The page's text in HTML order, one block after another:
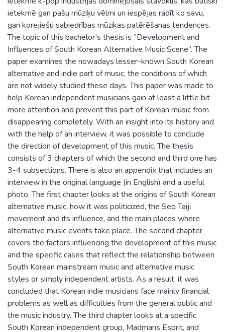
ietekmē gan pašu mūziķu vēlmi un iespējas radīt ko savu,
gan korejiešu sabiedrības mūzikas patērēšanas tendences.
The topic of this bachelor’s thesis is ‘’Development and
Influences of South Korean Alternative Music Scene’’. The
paper examines the nowadays lesser-known South Korean
alternative and indie part of music, the conditions of which
are not widely studied these days. This paper was made to
help Korean independent musicians gain at least a little bit
more attention and prevent this part of Korean music from
disappearing completely. With an insight into its history and
with the help of an interview, it was possible to conclude
the direction of development of this music. The thesis
consists of 3 chapters of which the second and third one has
3-4 subsections. There is also an appendix that includes an
interview in the original language (in English) and a useful
photo. The first chapter looks at the origins of South Korean
alternative music, how it was politicized, the Seo Taiji
movement and its influence, and the main places where
alternative music events take place. The second chapter
covers the factors influencing the development of this music
and the specific cases that reflect the relationship between
South Korean mainstream music and alternative music
styles or simply independent artists. As a result, it was
concluded that Korean indie musicians face mainly financial
problems as well as difficulties from the general public and
the music industry. The third chapter looks at a specific
South Korean independent group, Madmans Esprit, and